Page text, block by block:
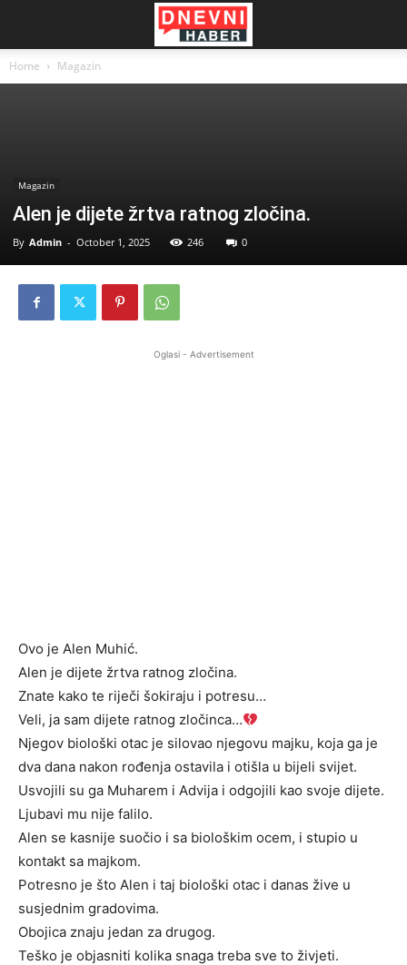
Home Magazin
Magazin
Alen je dijete žrtva ratnog zločina.
By Admin - October 1, 2025 246 0
Oglasi - Advertisement
Ovo je Alen Muhić.
Alen je dijete žrtva ratnog zločina.
Znate kako te riječi šokiraju i potresu…
Veli, ja sam dijete ratnog zločinca…
Njegov biološki otac je silovao njegovu majku, koja ga je
dva dana nakon rođenja ostavila i otišla u bijeli svijet.
Usvojili su ga Muharem i Advija i odgojili kao svoje dijete.
Ljubavi mu nije falilo.
Alen se kasnije suočio i sa biološkim ocem, i stupio u
kontakt sa majkom.
Potresno je što Alen i taj biološki otac i danas žive u
susjednim gradovima.
Obojica znaju jedan za drugog.
Teško je objasniti kolika snaga treba sve to živjeti.